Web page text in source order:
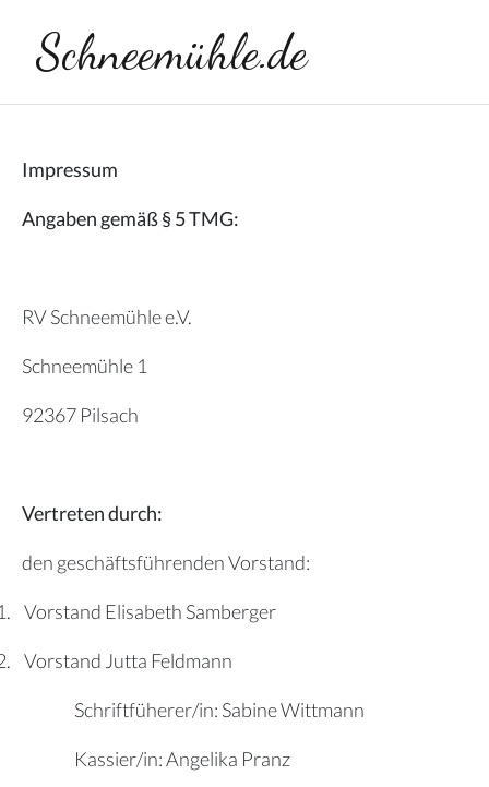
Schneemühle.de
Impressum
Angaben gemäß § 5 TMG:
RV Schneemühle e.V.
Schneemühle 1
92367 Pilsach
Vertreten durch:
den geschäftsführenden Vorstand:
Vorstand Elisabeth Samberger
Vorstand Jutta Feldmann
Schriftfüherer/in: Sabine Wittmann
Kassier/in: Angelika Pranz